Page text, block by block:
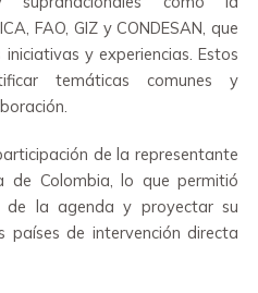
FAO, GIZ y CONDESAN, que
y experiencias. Estos
temáticas comunes y
de la representante
de Colombia, lo que permitió
de la agenda y proyectar su
de intervención directa